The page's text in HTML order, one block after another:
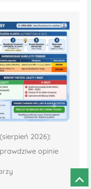
2026):
opinie